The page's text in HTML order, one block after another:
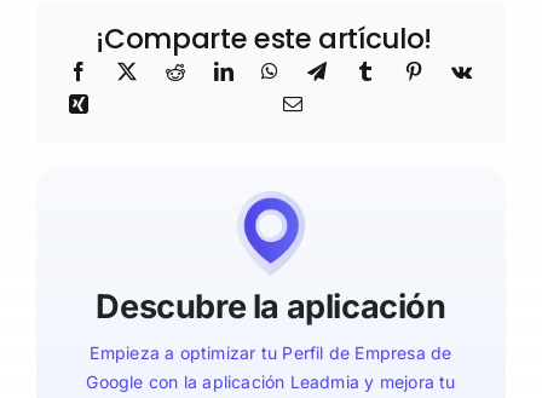
¡Comparte este artículo!
Descubre la aplicación
Empieza a optimizar tu Perfil de Empresa de
Google con la aplicación Leadmia y mejora tu